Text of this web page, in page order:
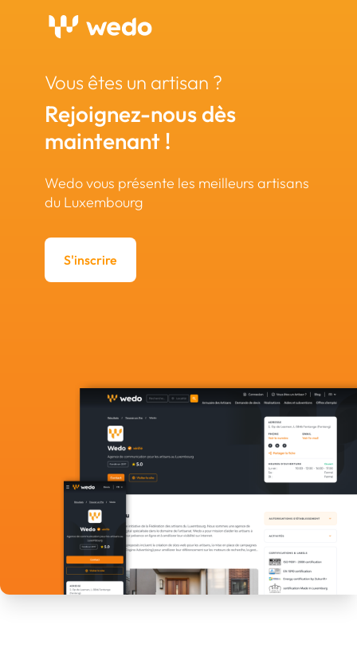
Vous êtes un artisan ?
Rejoignez-nous dès
maintenant !
Wedo vous présente les meilleurs artisans
du Luxembourg
S'inscrire